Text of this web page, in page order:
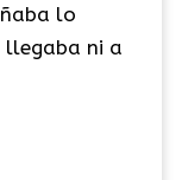
lo
llegaba ni a